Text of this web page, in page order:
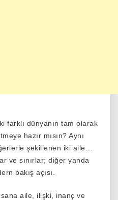
farklı dünyanın tam olarak
hazır mısın? Aynı
şekillenen iki aile…
ve sınırlar; diğer yanda
bakış açısı.
sana aile, ilişki, inanç ve